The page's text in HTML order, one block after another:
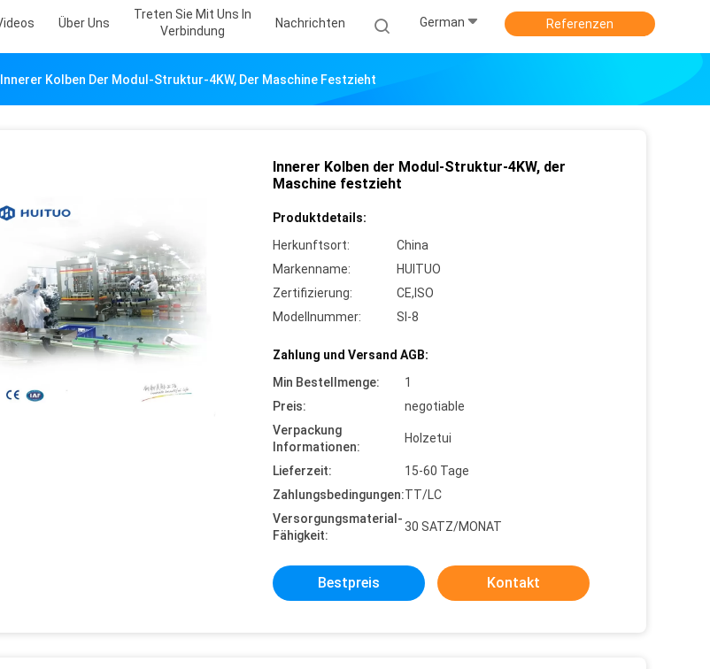
Über Uns
Treten Sie Mit Uns In
Verbindung
Nachrichten German Referenzen
Innerer Kolben Der Modul-Struktur-4KW, Der Maschine Festzieht
Innerer Kolben der Modul-Struktur-4KW, der
Maschine festzieht
Produktdetails:
Herkunftsort:
China
Markenname:
HUITUO
Zertifizierung:
CE,ISO
Modellnummer:
SI-8
Zahlung und Versand AGB:
Min Bestellmenge:
1
Preis:
negotiable
Verpackung
Informationen:
Holzetui
Lieferzeit:
15-60 Tage
Zahlungsbedingungen:TT/LC
Versorgungsmaterial-
Fähigkeit:
30 SATZ/MONAT
Bestpreis Kontakt